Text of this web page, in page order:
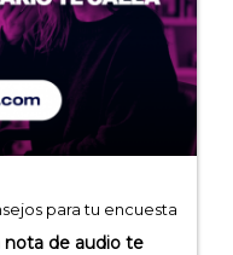
para tu encuesta
nota de audio te